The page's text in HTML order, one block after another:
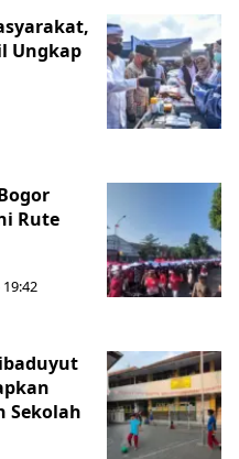
Ungkap
Rute
Sekolah